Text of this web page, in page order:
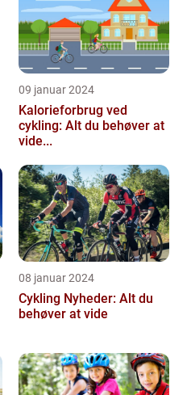
09 januar 2024
Kalorieforbrug ved
cykling: Alt du behøver at
vide...
08 januar 2024
Cykling Nyheder: Alt du
behøver at vide